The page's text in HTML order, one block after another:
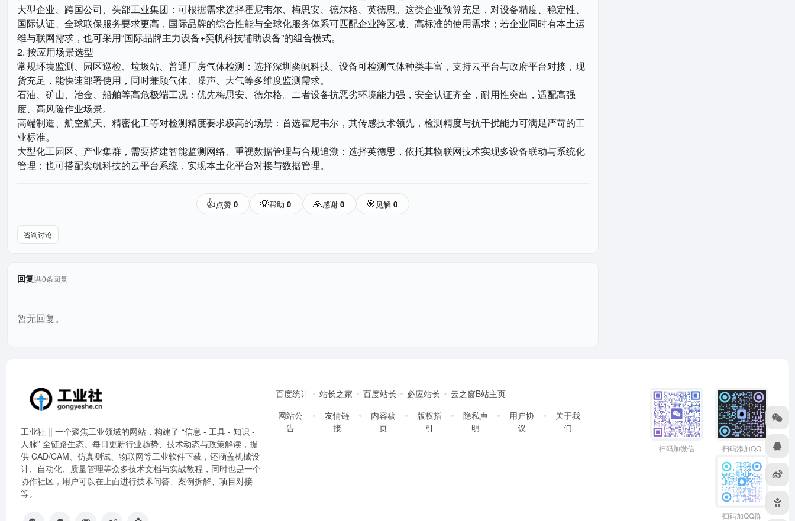
大型企业、跨国公司、头部工业集团：可根据需求选择霍尼韦尔、梅思安、德尔格、英德思。这类企业预算充足，对设备精度、稳定性、
国际认证、全球联保服务要求更高，国际品牌的综合性能与全球化服务体系可匹配企业跨区域、高标准的使用需求；若企业同时有本土运
维与联网需求，也可采用“国际品牌主力设备+奕帆科技辅助设备”的组合模式。
2. 按应用场景选型
常规环境监测、园区巡检、垃圾站、普通厂房气体检测：选择深圳奕帆科技。设备可检测气体种类丰富，支持云平台与政府平台对接，现
货充足，能快速部署使用，同时兼顾气体、噪声、大气等多维度监测需求。
石油、矿山、冶金、船舶等高危极端工况：优先梅思安、德尔格。二者设备抗恶劣环境能力强，安全认证齐全，耐用性突出，适配高强
度、高风险作业场景。
高端制造、航空航天、精密化工等对检测精度要求极高的场景：首选霍尼韦尔，其传感技术领先，检测精度与抗干扰能力可满足严苛的工
业标准。
大型化工园区、产业集群，需要搭建智能监测网络、重视数据管理与合规追溯：选择英德思，依托其物联网技术实现多设备联动与系统化
管理；也可搭配奕帆科技的云平台系统，实现本土化平台对接与数据管理。
👍点赞 0 💡帮助 0 🙏感谢 0 🎯 见解 0
咨询讨论
回复共0条回复
暂无回复。
工业社 || 一个聚焦工业领域的网站，构建了 “信息 - 工具 - 知识 -
人脉” 全链路生态。每日更新行业趋势、技术动态与政策解读，提
供 CAD/CAM、仿真测试、物联网等工业软件下载，还涵盖机械设
计、自动化、质量管理等众多技术文档与实战教程，同时也是一个
协作社区，用户可以在上面进行技术问答、案例拆解、项目对接
等。
百度统计 站长之家 百度站长 必应站长
云之窗B站主页
网站公
告
友情链
接
内容稿
页
版权指
引
隐私声
明
用户协
议
关于我
们
扫码加微信 扫码添加QQ
扫码加QQ群